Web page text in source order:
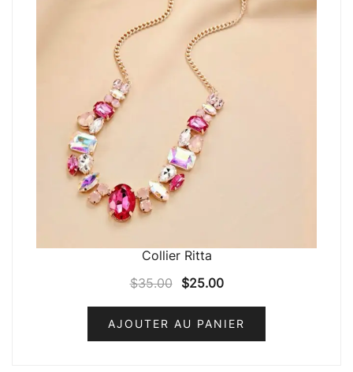
Collier Ritta
$35.00 $25.00
AJOUTER AU PANIER